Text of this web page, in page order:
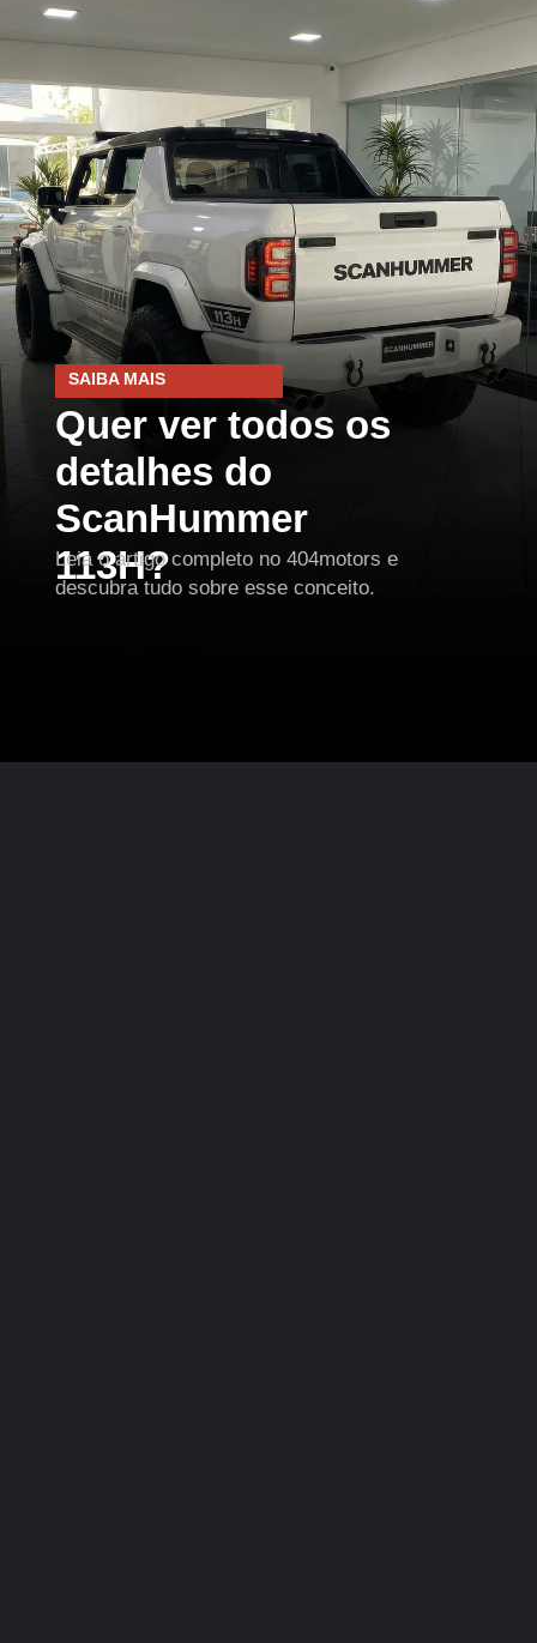
SAIBA MAIS
Quer ver todos os
detalhes do
ScanHummer
113H?
Leia o artigo completo no 404motors e
descubra tudo sobre esse conceito.